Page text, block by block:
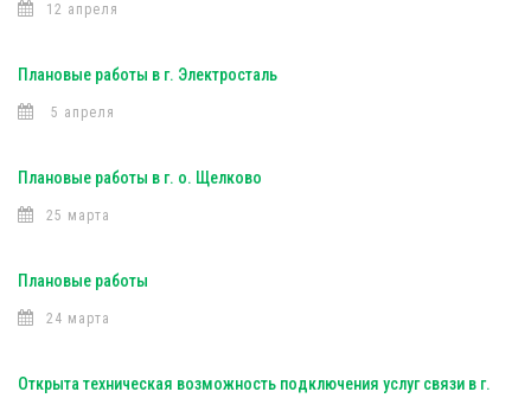
12 апреля
Плановые работы в г. Электросталь
5 апреля
Плановые работы в г. о. Щелково
25 марта
Плановые работы
24 марта
Открыта техническая возможность подключения услуг связи в г.